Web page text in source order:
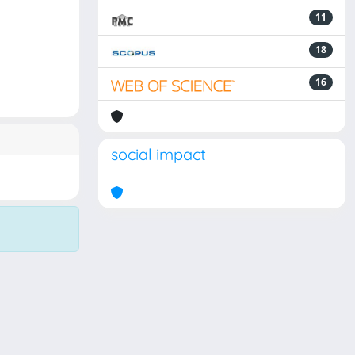
11
18
16
social impact